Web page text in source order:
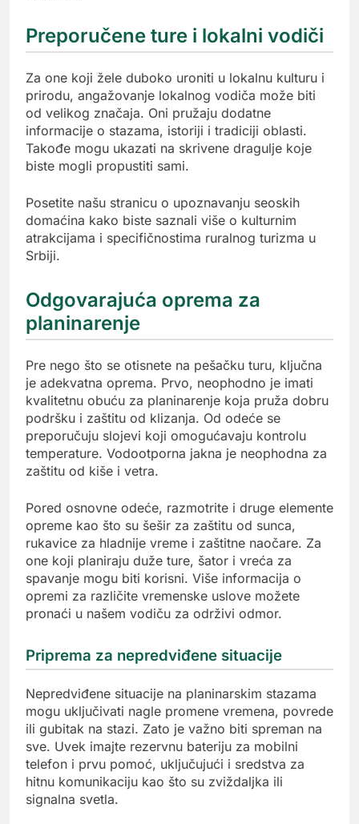
Preporučene ture i lokalni vodiči
Za one koji žele duboko uroniti u lokalnu kulturu i
prirodu, angažovanje lokalnog vodiča može biti
od velikog značaja. Oni pružaju dodatne
informacije o stazama, istoriji i tradiciji oblasti.
Takođe mogu ukazati na skrivene dragulje koje
biste mogli propustiti sami.
Posetite našu stranicu o upoznavanju seoskih
domaćina kako biste saznali više o kulturnim
atrakcijama i specifičnostima ruralnog turizma u
Srbiji.
Odgovarajuća oprema za
planinarenje
Pre nego što se otisnete na pešačku turu, ključna
je adekvatna oprema. Prvo, neophodno je imati
kvalitetnu obuću za planinarenje koja pruža dobru
podršku i zaštitu od klizanja. Od odeće se
preporučuju slojevi koji omogućavaju kontrolu
temperature. Vodootporna jakna je neophodna za
zaštitu od kiše i vetra.
Pored osnovne odeće, razmotrite i druge elemente
opreme kao što su šešir za zaštitu od sunca,
rukavice za hladnije vreme i zaštitne naočare. Za
one koji planiraju duže ture, šator i vreća za
spavanje mogu biti korisni. Više informacija o
opremi za različite vremenske uslove možete
pronaći u našem vodiču za održivi odmor.
Priprema za nepredviđene situacije
Nepredviđene situacije na planinarskim stazama
mogu uključivati nagle promene vremena, povrede
ili gubitak na stazi. Zato je važno biti spreman na
sve. Uvek imajte rezervnu bateriju za mobilni
telefon i prvu pomoć, uključujući i sredstva za
hitnu komunikaciju kao što su zviždaljka ili
signalna svetla.